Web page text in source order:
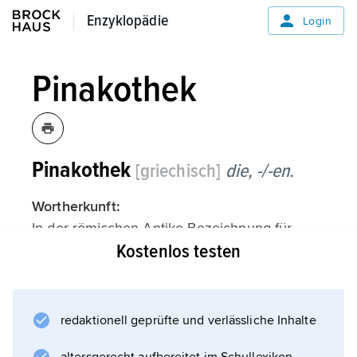
Enzyklopädie
Enzyklopädie Login
Pinakothek
Pinakothek [griechisch] die, -/-en.
Wortherkunft:
In der römischen Antike Bezeichnung für
einen für Tafelbilder bestimmten Raum (
vermutlich für Tafelbilder verwendeten Raum
Kostenlos testen
redaktionell geprüfte und verlässliche Inhalte